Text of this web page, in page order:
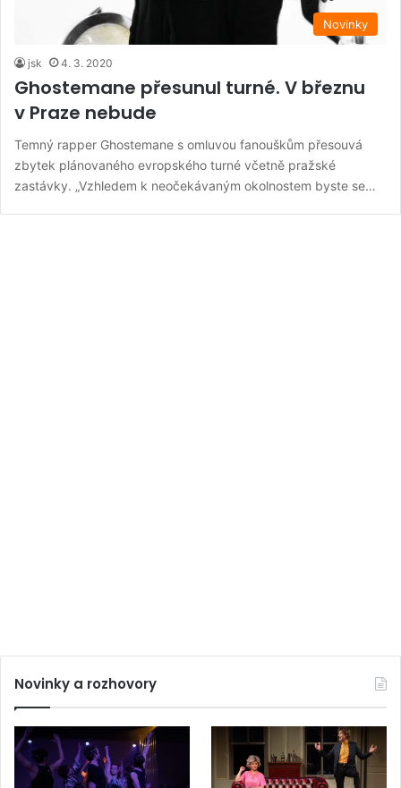
Novinky
jsk 4. 3. 2020
Ghostemane přesunul turné. V březnu
v Praze nebude
Temný rapper Ghostemane s omluvou fanouškům přesouvá
zbytek plánovaného evropského turné včetně pražské
zastávky. „Vzhledem k neočekávaným okolnostem byste se…
Novinky a rozhovory